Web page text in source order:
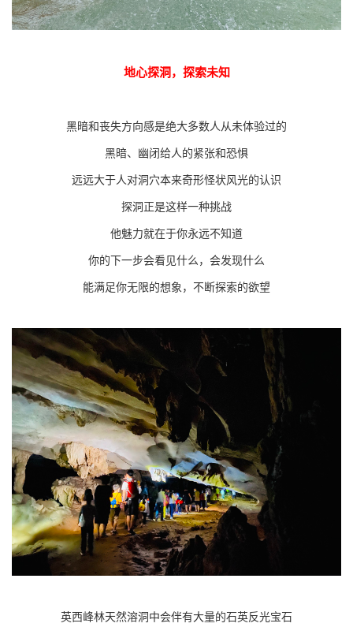
地心探洞，探索未知
黑暗和丧失方向感是绝大多数人从未体验过的
黑暗、幽闭给人的紧张和恐惧
远远大于人对洞穴本来奇形怪状风光的认识
探洞正是这样一种挑战
他魅力就在于你永远不知道
你的下一步会看见什么，会发现什么
能满足你无限的想象，不断探索的欲望
英西峰林天然溶洞中会伴有大量的石英反光宝石